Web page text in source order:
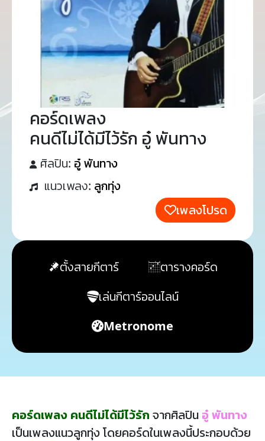
คอร์ดเพลง
คนดีไม่ได้มีไว้รัก อู๋ พันทาง
ศิลปิน: อู๋ พันทาง
แนวเพลง: ลูกทุ่ง
เพลงโปรด
ตั้งสายกีตาร์
ตารางคอร์ด
เล่นกีตาร์ออนไลน์
Metronome
คอร์ดเพลง คนดีไม่ได้มีไว้รัก จากศิลปิน อู๋ พันทาง
เป็นเพลงแนวลูกทุ่ง โดยคอร์ดในเพลงนี้ประกอบด้วย